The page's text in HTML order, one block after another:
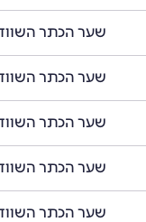
שער הכתר השוודי בתאריך 11/
שער הכתר השוודי בתאריך 12/
שער הכתר השוודי בתאריך 13/
שער הכתר השוודי בתאריך 14/
שער הכתר השוודי בתאריך 15/